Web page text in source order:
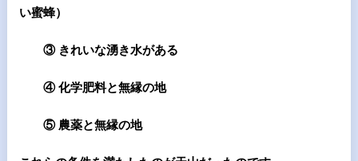
い蜜蜂）
③ きれいな湧き水がある
④ 化学肥料と無縁の地
⑤ 農薬と無縁の地